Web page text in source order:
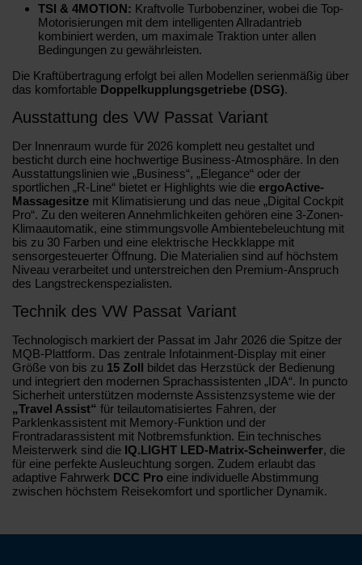
TSI & 4MOTION: Kraftvolle Turbobenziner, wobei die Top-
Motorisierungen mit dem intelligenten Allradantrieb
kombiniert werden, um maximale Traktion unter allen
Bedingungen zu gewährleisten.
Die Kraftübertragung erfolgt bei allen Modellen serienmäßig über
das komfortable Doppelkupplungsgetriebe (DSG).
Ausstattung des VW Passat Variant
Der Innenraum wurde für 2026 komplett neu gestaltet und
besticht durch eine hochwertige Business-Atmosphäre. In den
Ausstattungslinien wie „Business“, „Elegance“ oder der
sportlichen „R-Line“ bietet er Highlights wie die ergoActive-
Massagesitze mit Klimatisierung und das neue „Digital Cockpit
Pro“. Zu den weiteren Annehmlichkeiten gehören eine 3-Zonen-
Klimaautomatik, eine stimmungsvolle Ambientebeleuchtung mit
bis zu 30 Farben und eine elektrische Heckklappe mit
sensorgesteuerter Öffnung. Die Materialien sind auf höchstem
Niveau verarbeitet und unterstreichen den Premium-Anspruch
des Langstreckenspezialisten.
Technik des VW Passat Variant
Technologisch markiert der Passat im Jahr 2026 die Spitze der
MQB-Plattform. Das zentrale Infotainment-Display mit einer
Größe von bis zu 15 Zoll bildet das Herzstück der Bedienung
und integriert den modernen Sprachassistenten „IDA“. In puncto
Sicherheit unterstützen modernste Assistenzsysteme wie der
„Travel Assist“ für teilautomatisiertes Fahren, der
Parklenkassistent mit Memory-Funktion und der
Frontradarassistent mit Notbremsfunktion. Ein technisches
Meisterwerk sind die IQ.LIGHT LED-Matrix-Scheinwerfer, die
für eine perfekte Ausleuchtung sorgen. Zudem erlaubt das
adaptive Fahrwerk DCC Pro eine individuelle Abstimmung
zwischen höchstem Reisekomfort und sportlicher Dynamik.